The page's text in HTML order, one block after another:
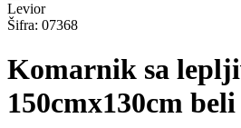
Levior
Šifra: 07368
Komarnik sa
150cmx130cm